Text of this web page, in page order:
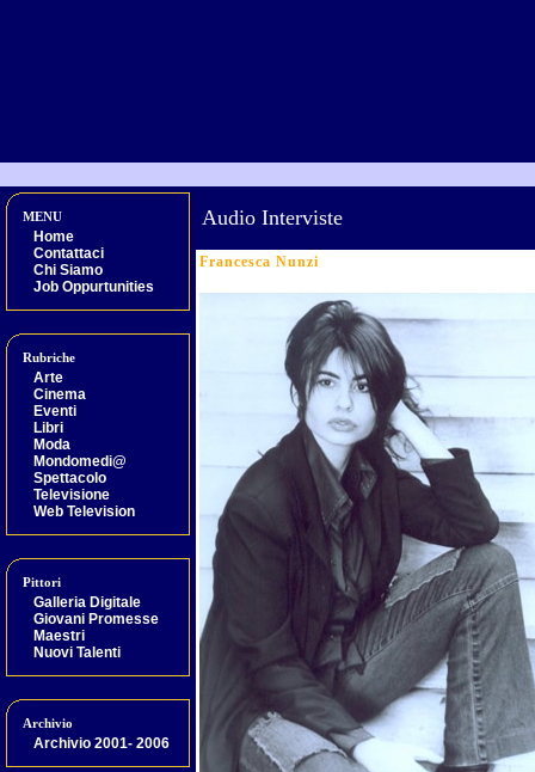
MENU
Home
Contattaci
Chi Siamo
Job Oppurtunities
Rubriche
Arte
Cinema
Eventi
Libri
Moda
Mondomedi@
Spettacolo
Televisione
Web Television
Pittori
Galleria Digitale
Giovani Promesse
Maestri
Nuovi Talenti
Archivio
Archivio 2001- 2006
Audio Interviste
Francesca Nunzi